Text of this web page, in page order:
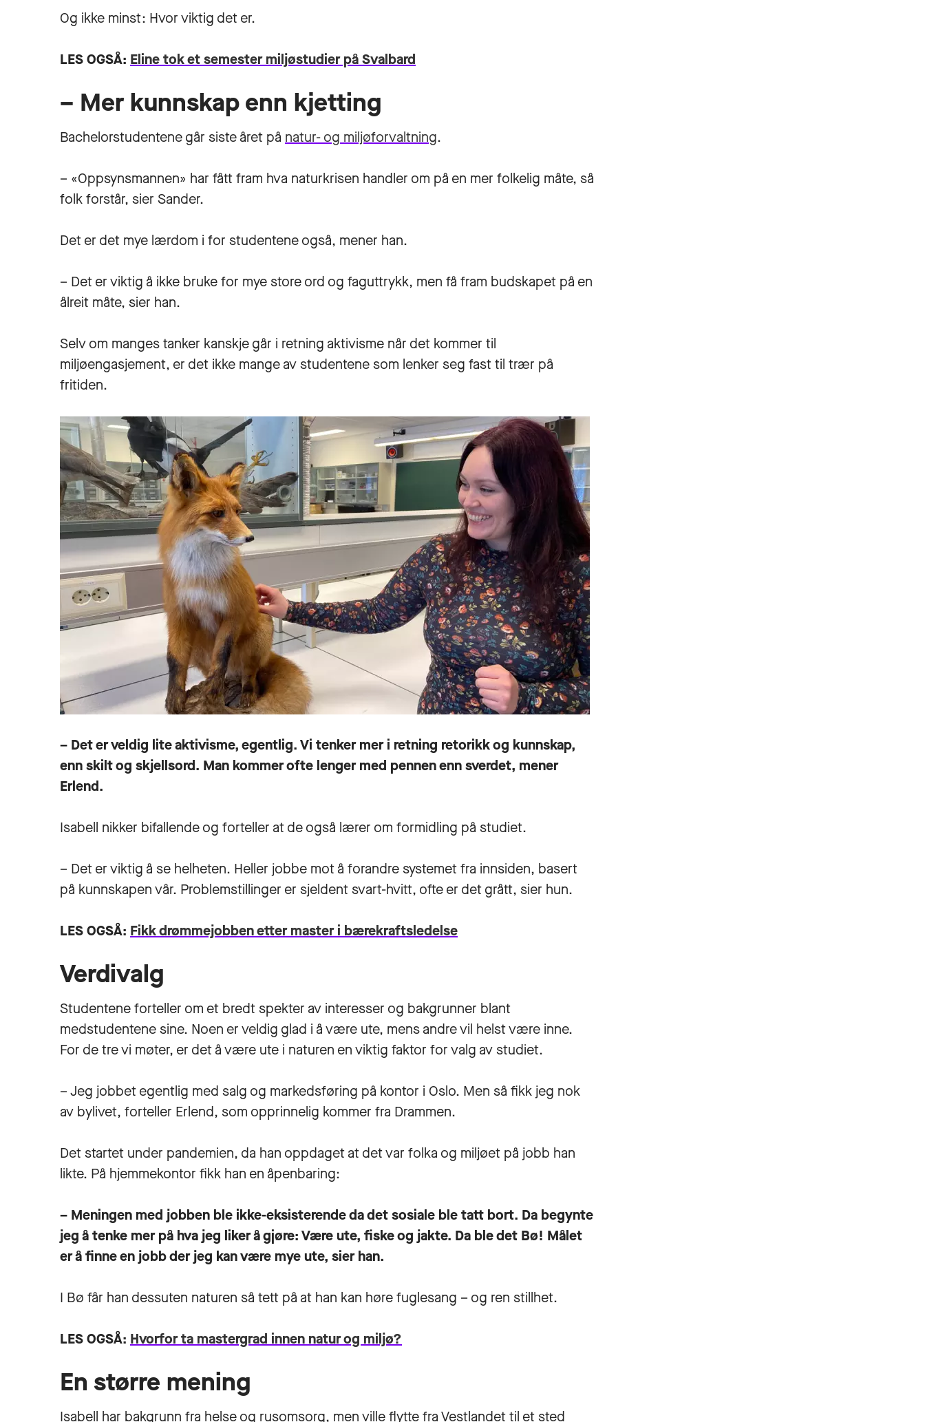
Og ikke minst: Hvor viktig det er.
LES OGSÅ: Eline tok et semester miljøstudier på Svalbard
– Mer kunnskap enn kjetting
Bachelorstudentene går siste året på natur- og miljøforvaltning.
– «Oppsynsmannen» har fått fram hva naturkrisen handler om på en mer folkelig måte, så
folk forstår, sier Sander.
Det er det mye lærdom i for studentene også, mener han.
– Det er viktig å ikke bruke for mye store ord og faguttrykk, men få fram budskapet på en
ålreit måte, sier han.
Selv om manges tanker kanskje går i retning aktivisme når det kommer til
miljøengasjement, er det ikke mange av studentene som lenker seg fast til trær på
fritiden.
– Det er veldig lite aktivisme, egentlig. Vi tenker mer i retning retorikk og kunnskap,
enn skilt og skjellsord. Man kommer ofte lenger med pennen enn sverdet, mener
Erlend.
Isabell nikker bifallende og forteller at de også lærer om formidling på studiet.
– Det er viktig å se helheten. Heller jobbe mot å forandre systemet fra innsiden, basert
på kunnskapen vår. Problemstillinger er sjeldent svart-hvitt, ofte er det grått, sier hun.
LES OGSÅ: Fikk drømmejobben etter master i bærekraftsledelse
Verdivalg
Studentene forteller om et bredt spekter av interesser og bakgrunner blant
medstudentene sine. Noen er veldig glad i å være ute, mens andre vil helst være inne.
For de tre vi møter, er det å være ute i naturen en viktig faktor for valg av studiet.
– Jeg jobbet egentlig med salg og markedsføring på kontor i Oslo. Men så fikk jeg nok
av bylivet, forteller Erlend, som opprinnelig kommer fra Drammen.
Det startet under pandemien, da han oppdaget at det var folka og miljøet på jobb han
likte. På hjemmekontor fikk han en åpenbaring:
– Meningen med jobben ble ikke-eksisterende da det sosiale ble tatt bort. Da begynte
jeg å tenke mer på hva jeg liker å gjøre: Være ute, fiske og jakte. Da ble det Bø! Målet
er å finne en jobb der jeg kan være mye ute, sier han.
I Bø får han dessuten naturen så tett på at han kan høre fuglesang – og ren stillhet.
LES OGSÅ: Hvorfor ta mastergrad innen natur og miljø?
En større mening
Isabell har bakgrunn fra helse og rusomsorg, men ville flytte fra Vestlandet til et sted